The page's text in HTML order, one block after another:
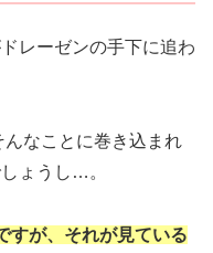
レーゼンの手下に追わ
なことに巻き込まれ
ょうし…。
すが、それが見ている